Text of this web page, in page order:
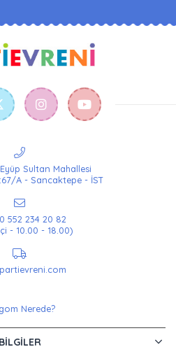
Sultan Mahallesi
A - Sancaktepe - İST
552 234 20 82
- 10.00 - 18.00)
Nerede?
BILGILER